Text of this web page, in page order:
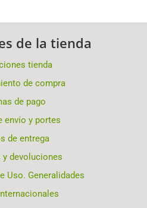
de la tienda
tienda
de compra
de pago
envío y portes
de entrega
y devoluciones
Uso. Generalidades